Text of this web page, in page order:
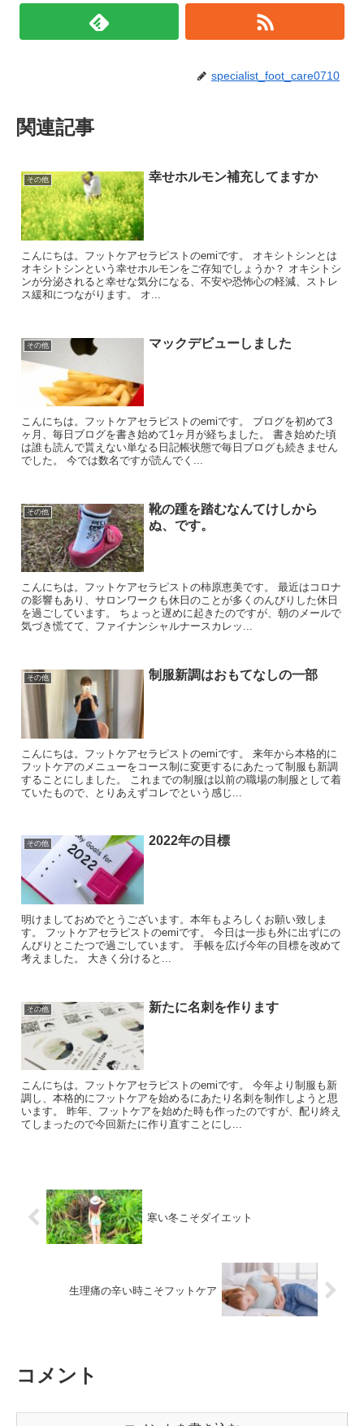
specialist_foot_care0710
関連記事
その他 幸せホルモン補充してますか
こんにちは。フットケアセラピストのemiです。 オキシトシンとは
オキシトシンという幸せホルモンをご存知でしょうか？ オキシトシ
ンが分泌されると幸せな気分になる、不安や恐怖心の軽減、ストレ
ス緩和につながります。 オ...
その他 マックデビューしました
こんにちは。フットケアセラピストのemiです。 ブログを初めて3
ヶ月、毎日ブログを書き始めて1ヶ月が経ちました。 書き始めた頃
は誰も読んで貰えない単なる日記帳状態で毎日ブログも続きません
でした。 今では数名ですが読んでく...
その他
靴の踵を踏むなんてけしから
ぬ、です。
こんにちは。フットケアセラピストの柿原恵美です。 最近はコロナ
の影響もあり、サロンワークも休日のことが多くのんびりした休日
を過ごしています。 ちょっと遅めに起きたのですが、朝のメールで
気づき慌てて、ファイナンシャルナースカレッ...
その他 制服新調はおもてなしの一部
こんにちは。フットケアセラピストのemiです。 来年から本格的に
フットケアのメニューをコース制に変更するにあたって制服も新調
することにしました。 これまでの制服は以前の職場の制服として着
ていたもので、とりあえずコレでという感じ...
その他 2022年の目標
明けましておめでとうございます。本年もよろしくお願い致しま
す。 フットケアセラピストのemiです。 今日は一歩も外に出ずにの
んびりとこたつで過ごしています。 手帳を広げ今年の目標を改めて
考えました。 大きく分けると...
その他 新たに名刺を作ります
こんにちは。フットケアセラピストのemiです。 今年より制服も新
調し、本格的にフットケアを始めるにあたり名刺を制作しようと思
います。 昨年、フットケアを始めた時も作ったのですが、配り終え
てしまったので今回新たに作り直すことにし...
寒い冬こそダイエット
生理痛の辛い時こそフットケア
コメント